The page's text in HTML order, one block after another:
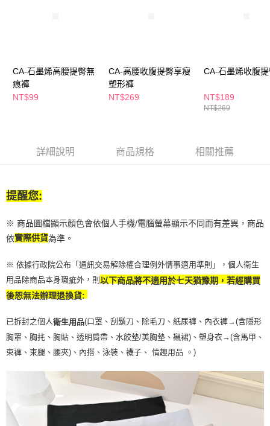
購買商品的店家。未經商家同意取消之訂單仍視為有效，需透過AFTEE先享
後付繳納相關費用。
※ 交易是否成功請以「AFTEE先享後付 」之結帳頁面顯示為準，若有關於
是否繳費成功／繳費後需取消欲退款等相關疑問，請聯繫「AFTEE先享後付
１．透過由恩沛科技股份有限公司提供之「AFTEE先享後付」服務完成之交
https://aftee.tw/terms/#terms3
３．未成年的使用者請事先徵得法定代理人或監護人之同意方可使用
任。
４．使用「AFTEE先享後付」時，將依據個別帳號之用戶狀況，依本公司即
５．嚴禁一人註冊多個帳號或使用他人資訊註冊。若發現惡意使用之情形，
恩沛科技股份有限公司將有權停止該用戶之使用額度並採取法律行動。
每筆NT$65，滿NT$490(含以上)免運費
付款後萊爾富取貨
每筆NT$65，滿NT$490(含以上)免運費
每筆NT$65，滿NT$490(含以上)免運費
每筆NT$100，滿NT$790(含以上)免運費
每筆NT$80，滿NT$290(含以上)免運費
CA-石墨烯高腰提臀無
痕褲
NT$99
CA-高腰收腹提臀享瘦
塑形褲
NT$269
CA-石墨烯收腹
NT$189
NT$269
詳細說明 商品規格 相關推薦
提醒您:
※ 商品圖檔顯示顏色會依個人手機/電腦螢幕顯示不同而有差異，商品
依實際供貨為準。
※ 依據行政院公布「通訊交易解除權合理例外情事適用準則」，個人衛生
用品除商品本身瑕疵外，則以下商品將不適用於七天猶豫期，若經購買
後恕無法辦理退換貨:
已拆封之個人衛生用品(口罩、刮鬍刀、除毛刀、紙尿褲、內衣褲→(含隱形
胸罩、胸扥、胸貼、透明肩帶、水餃墊/美胸墊、襯裙)、塑身衣→(含馬甲、
束褲、束腿、腰夾) 、內搭、泳裝、襪子、 情趣用品 。)